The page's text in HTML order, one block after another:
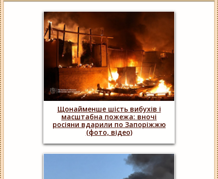
Щонайменше шість вибухів і
масштабна пожежа: вночі
росіяни вдарили по Запоріжжю
(фото, відео)